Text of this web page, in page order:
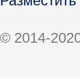
© 2014-